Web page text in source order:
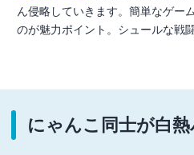
ん侵略していきます。簡単なゲー
のが魅力ポイント。シュールな戦
にゃんこ同士が白